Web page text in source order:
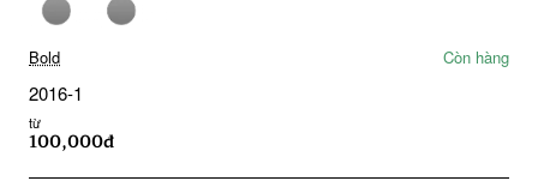
Bold Còn hàng
2016-1
từ
100,000đ